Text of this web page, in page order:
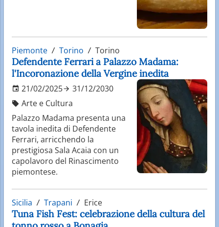
Piemonte Torino Torino
Defendente Ferrari a Palazzo Madama:
l'Incoronazione della Vergine inedita
21/02/2025
31/12/2030
Arte e Cultura
Palazzo Madama presenta una
tavola inedita di Defendente
Ferrari, arricchendo la
prestigiosa Sala Acaia con un
capolavoro del Rinascimento
piemontese.
Sicilia Trapani Erice
Tuna Fish Fest: celebrazione della cultura del